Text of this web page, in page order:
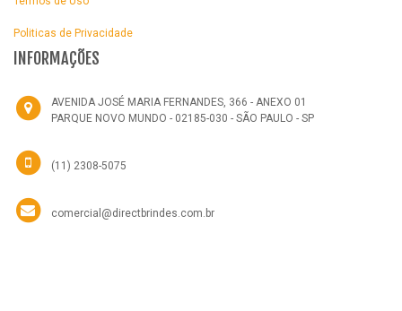
Politicas de Privacidade
INFORMAÇÕES
AVENIDA JOSÉ MARIA FERNANDES, 366 - ANEXO 01
PARQUE NOVO MUNDO - 02185-030 - SÃO PAULO - SP
(11) 2308-5075
comercial@directbrindes.com.br